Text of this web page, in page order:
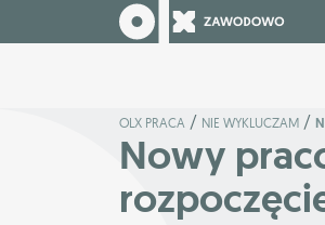
OLX PRACA / NIE WYKLUCZAM /
Nowy